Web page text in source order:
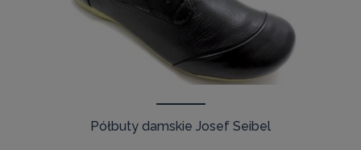
Półbuty damskie Josef Seibel